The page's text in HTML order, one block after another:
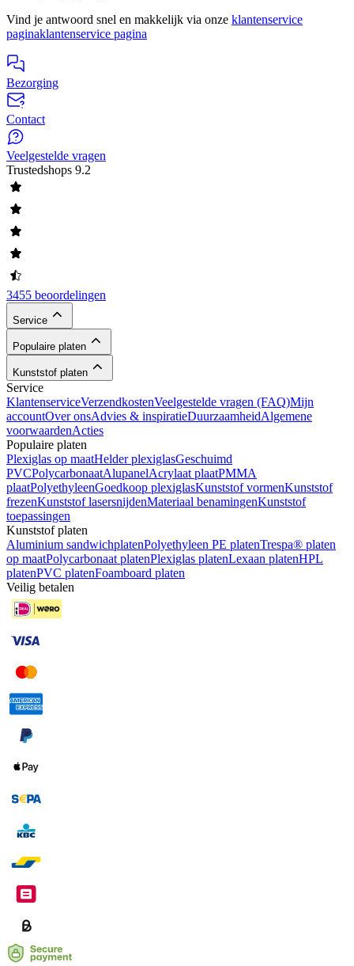
Vind je antwoord snel en makkelijk via onze klantenservice
paginaklantenservice pagina
Bezorging
Contact
Veelgestelde vragen
Trustedshops 9.2
3455 beoordelingen
Service
Populaire platen
Kunststof platen
Service
KlantenserviceVerzendkostenVeelgestelde vragen (FAQ)Mijn
accountOver onsAdvies & inspiratieDuurzaamheidAlgemene
voorwaardenActies
Populaire platen
Plexiglas op maatHelder plexiglasGeschuimd
PVCPolycarbonaatAlupanelAcrylaat plaatPMMA
plaatPolyethyleenGoedkoop plexiglasKunststof vormenKunststof
frezenKunststof lasersnijdenMateriaal benamingenKunststof
toepassingen
Kunststof platen
Aluminium sandwichplatenPolyethyleen PE platenTrespa® platen
op maatPolycarbonaat platenPlexiglas platenLexaan platenHPL
platenPVC platenFoamboard platen
Veilig betalen